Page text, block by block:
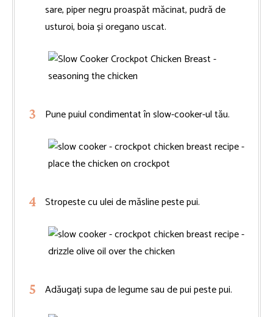
sare, piper negru proaspăt măcinat, pudră de
usturoi, boia și oregano uscat.
Pune puiul condimentat în slow-cooker-ul tău.
Stropeste cu ulei de măsline peste pui.
Adăugați supa de legume sau de pui peste pui.